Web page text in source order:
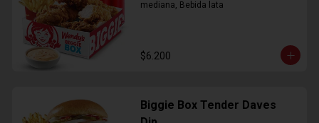
mediana, Bebida lata
$6.200
Biggie Box Tender Daves